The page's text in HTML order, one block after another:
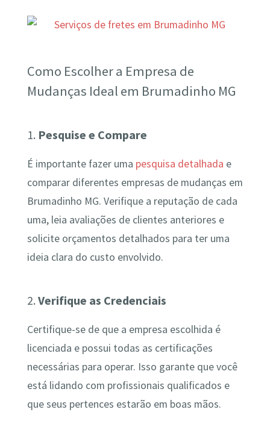
Como Escolher a Empresa de
Mudanças Ideal em Brumadinho MG
1. Pesquise e Compare
É importante fazer uma pesquisa detalhada e
comparar diferentes empresas de mudanças em
Brumadinho MG. Verifique a reputação de cada
uma, leia avaliações de clientes anteriores e
solicite orçamentos detalhados para ter uma
ideia clara do custo envolvido.
2. Verifique as Credenciais
Certifique-se de que a empresa escolhida é
licenciada e possui todas as certificações
necessárias para operar. Isso garante que você
está lidando com profissionais qualificados e
que seus pertences estarão em boas mãos.